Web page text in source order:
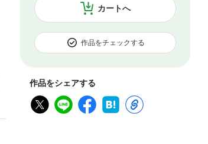
カートへ
作品をチェックする
作品をシェアする